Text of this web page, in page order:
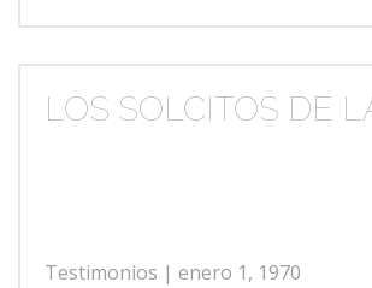
LOS SOLCITOS DE
Testimonios | enero 1, 1970